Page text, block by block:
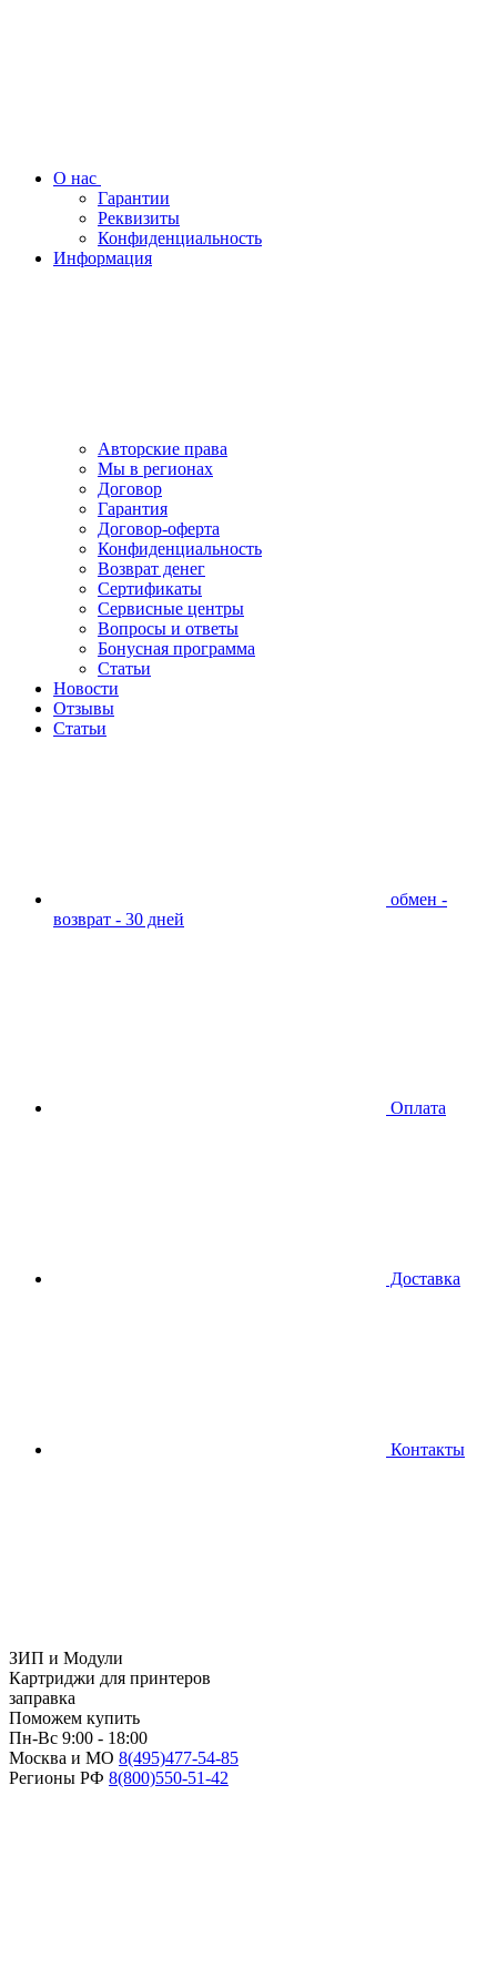
О нас
Гарантии
Реквизиты
Конфиденциальность
Информация
Авторские права
Мы в регионах
Договор
Гарантия
Договор-оферта
Конфиденциальность
Возврат денег
Сертификаты
Сервисные центры
Вопросы и ответы
Бонусная программа
Статьи
Новости
Отзывы
Статьи
обмен -
возврат - 30 дней
Оплата
Доставка
Контакты
ЗИП и Модули
Картриджи для принтеров
заправка
Поможем купить
Пн-Вс 9:00 - 18:00
Москва и МО 8(495)477-54-85
Регионы РФ 8(800)550-51-42